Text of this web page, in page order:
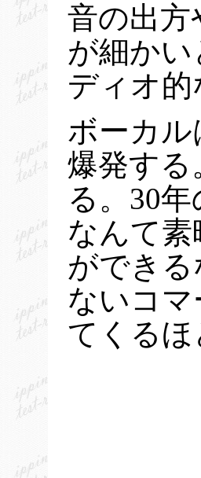
音の出方
が細か
ディオ
ボーカ
爆発す
る。30
なんて
ができ
ないコ
てくる